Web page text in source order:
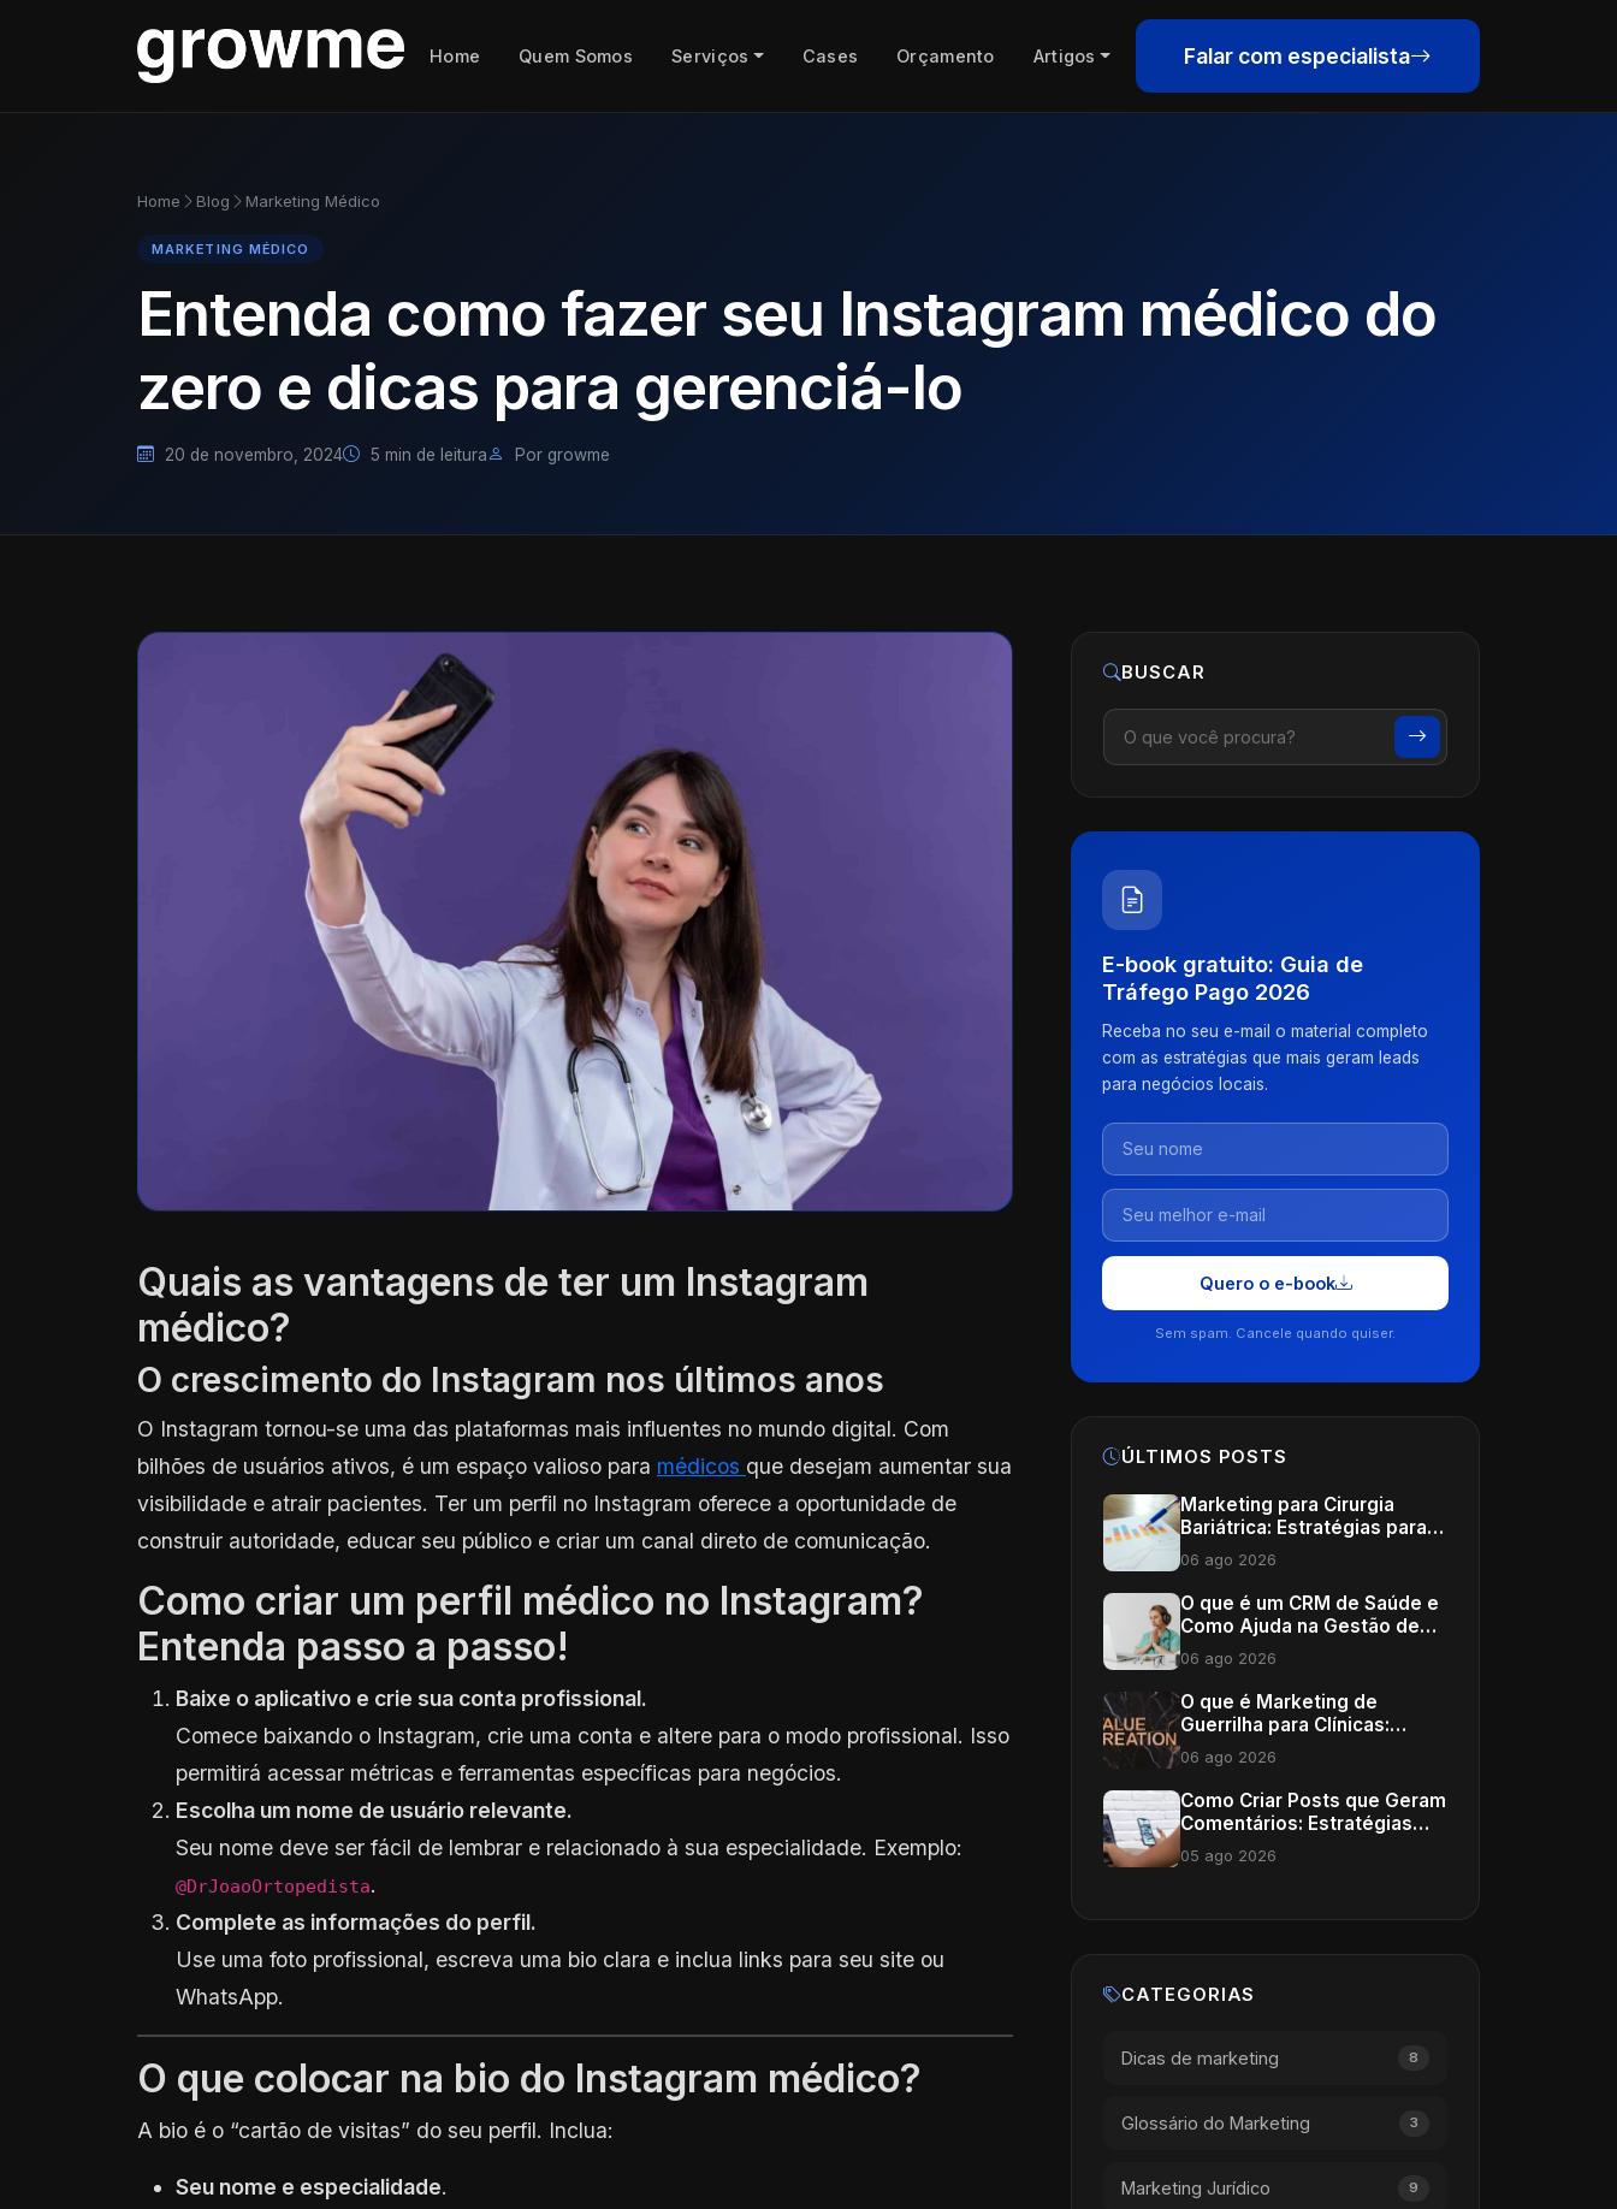
Home Quem Somos Serviços Cases Orçamento Artigos Falar com especialista
Home Blog Marketing Médico
MARKETING MÉDICO
Entenda como fazer seu Instagram médico do
zero e dicas para gerenciá-lo
20 de novembro, 2024 5 min de leitura Por growme
Quais as vantagens de ter um Instagram
médico?
O crescimento do Instagram nos últimos anos
O Instagram tornou-se uma das plataformas mais influentes no mundo digital. Com
bilhões de usuários ativos, é um espaço valioso para médicos que desejam aumentar sua
visibilidade e atrair pacientes. Ter um perfil no Instagram oferece a oportunidade de
construir autoridade, educar seu público e criar um canal direto de comunicação.
Como criar um perfil médico no Instagram?
Entenda passo a passo!
Baixe o aplicativo e crie sua conta profissional.
Comece baixando o Instagram, crie uma conta e altere para o modo profissional. Isso
permitirá acessar métricas e ferramentas específicas para negócios.
Escolha um nome de usuário relevante.
Seu nome deve ser fácil de lembrar e relacionado à sua especialidade. Exemplo:
@DrJoaoOrtopedista.
Complete as informações do perfil.
Use uma foto profissional, escreva uma bio clara e inclua links para seu site ou
WhatsApp.
O que colocar na bio do Instagram médico?
A bio é o “cartão de visitas” do seu perfil. Inclua:
Seu nome e especialidade.
BUSCAR
E-book gratuito: Guia de
Tráfego Pago 2026
Receba no seu e-mail o material completo
com as estratégias que mais geram leads
para negócios locais.
Quero o e-book
Sem spam. Cancele quando quiser.
ÚLTIMOS POSTS
Marketing para Cirurgia
Bariátrica: Estratégias para
Potencializar Sua Clínica
06 ago 2026
O que é um CRM de Saúde e
Como Ajuda na Gestão de
Clínicas
06 ago 2026
O que é Marketing de
Guerrilha para Clínicas:
Estratégias Inovadoras
06 ago 2026
Como Criar Posts que Geram
Comentários: Estratégias
para Médicos
05 ago 2026
CATEGORIAS
Dicas de marketing 8
Glossário do Marketing 3
Marketing Jurídico 9